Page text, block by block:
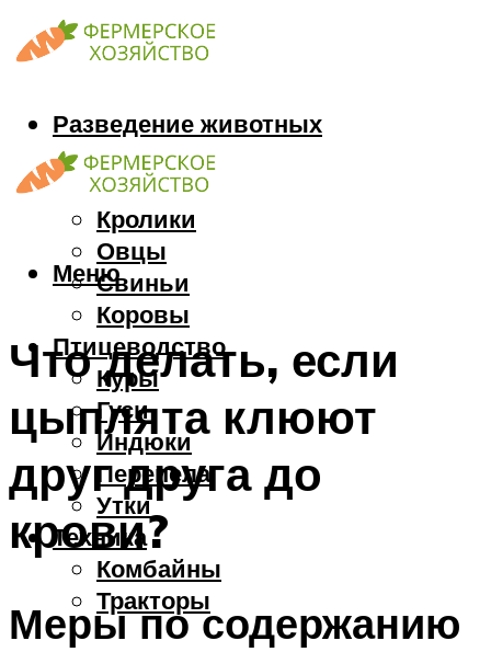
Разведение животных
Козы
Кони
Кролики
Овцы
Свиньи
Коровы
Птицеводство
Куры
Гуси
Индюки
Перепела
Утки
Техника
Комбайны
Тракторы
Меню
Что делать, если
цыплята клюют
друг друга до
крови?
Меры по содержанию